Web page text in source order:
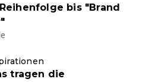
bis "Brand
tragen die